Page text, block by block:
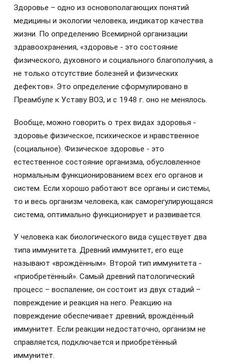
Здоровье – одно из основополагающих понятий
медицины и экологии человека, индикатор качества
жизни. По определению Всемирной организации
здравоохранения, «здоровье - это состояние
физического, духовного и социального благополучия, а
не только отсутствие болезней и физических
дефектов». Это определение сформулировано в
Преамбуле к Уставу ВОЗ, и с 1948 г. оно не менялось.
Вообще, можно говорить о трех видах здоровья -
здоровье физическое, психическое и нравственное
(социальное). Физическое здоровье - это
естественное состояние организма, обусловленное
нормальным функционированием всех его органов и
систем. Если хорошо работают все органы и системы,
то и весь организм человека, как саморегулирующаяся
система, оптимально функционирует и развивается.
У человека как биологического вида существует два
типа иммунитета. Древний иммунитет, его еще
называют «врождённым». Второй тип иммунитета -
«приобретённый». Самый древний патологический
процесс – воспаление, он состоит из двух стадий –
повреждение и реакция на него. Реакцию на
повреждение обеспечивает древний, врождённый
иммунитет. Если реакции недостаточно, организм не
справляется, подключается и приобретённый
иммунитет.